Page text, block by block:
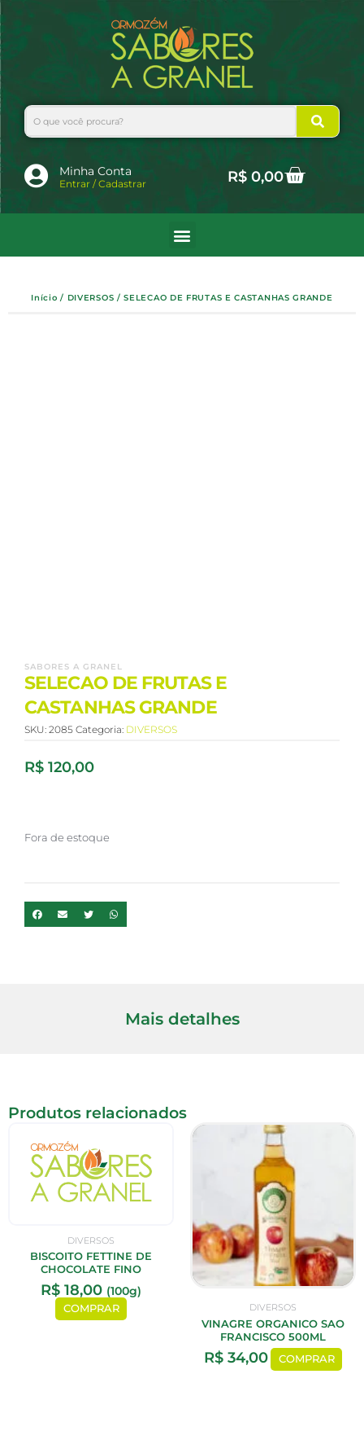
para
o
conteúdo
Search
Minha Conta
Entrar / Cadastrar R$0,00Cart
Início / DIVERSOS / SELECAO DE FRUTAS E CASTANHAS GRANDE
SABORES A GRANEL
SELECAO DE FRUTAS E
CASTANHAS GRANDE
SKU: 2085 Categoria: DIVERSOS
R$ 120,00
Fora de estoque
Mais detalhes
Produtos relacionados
DIVERSOS
BISCOITO FETTINE DE
CHOCOLATE FINO
R$ 18,00 (100g)
COMPRAR DIVERSOS
VINAGRE ORGANICO SAO
FRANCISCO 500ML
R$34,00 COMPRAR